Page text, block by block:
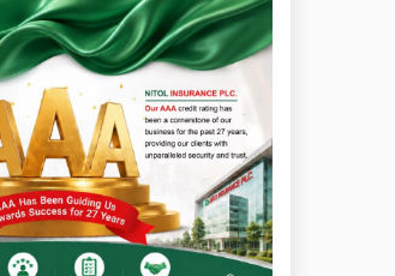
মাধবপুর গৃহবধূর ঝুলন্ত মরদেহ
উদ্ধার করছে পুলিশ
চ্যানেল আইয়ের ‘আমরাই
বাংলাদেশ’ টকশোতে সাইফুল
ইসলাম সোহেল ও চিত্রনায়ক ডিএ
তায়েব
টাঙ্গাইলে নিহত বাস মালিকদের
পরিবারকে অনুদান ও সম্মাননা